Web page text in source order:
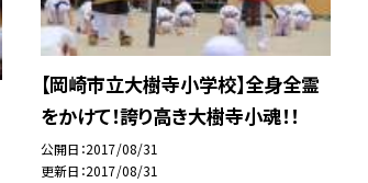
【岡崎市立大樹寺小学校】全身全霊
をかけて！誇り高き大樹寺小魂！！
公開日 2017/08/31
更新日 2017/08/31